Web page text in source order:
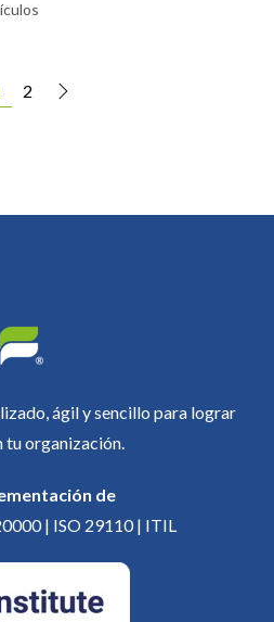
2
ágil y sencillo para lograr
tu organización.
de
| ISO 29110 | ITIL